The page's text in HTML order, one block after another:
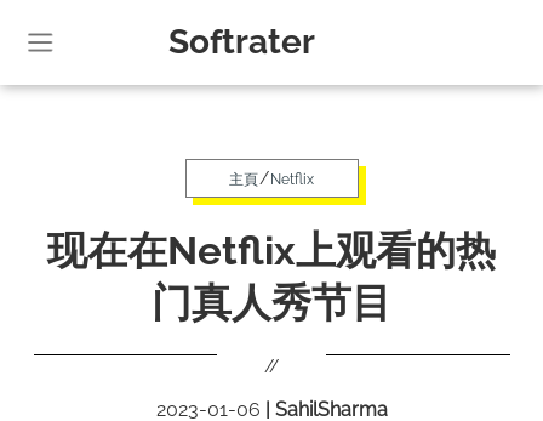
Softrater
主頁/Netflix
现在在Netflix上观看的热
门真人秀节目
//
2023-01-06 | SahilSharma